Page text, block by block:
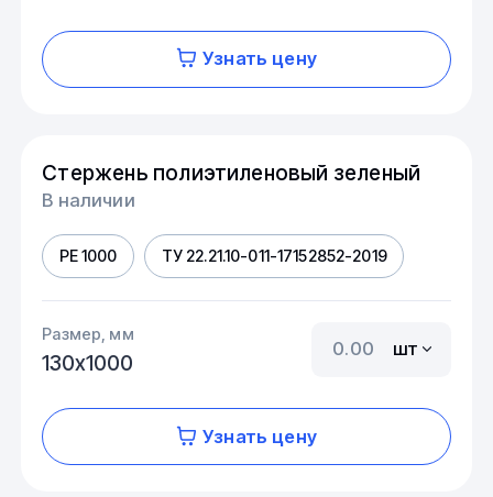
Узнать цену
Стержень полиэтиленовый зеленый
В наличии
PE 1000 ТУ 22.21.10-011-17152852-2019
Размер, мм
130х1000
шт
Узнать цену